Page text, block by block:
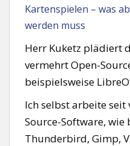
Kartenspielen – was
werden muss
Herr Kuketz plädiert
vermehrt Open-
beispielsweise
Ich selbst arbeite seit
Source-Software, wie
Thunderbird, Gimp,